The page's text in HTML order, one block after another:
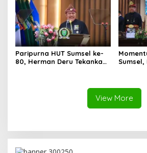
Paripurna HUT Sumsel ke-
80, Herman Deru Tekankan
Sumsel,
View More